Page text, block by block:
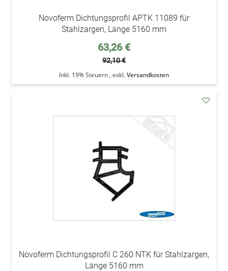
Novoferm Dichtungsprofil APTK 11089 für
Stahlzargen, Länge 5160 mm
Sonderpreis
63,26 €
92,10 €
Inkl. 19% Steuern , exkl.Versandkosten
Novoferm Dichtungsprofil C 260 NTK für Stahlzargen,
Länge 5160 mm